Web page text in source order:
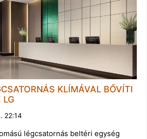
KLÍMÁVAL BŐVÍTI
LG
22:14
légcsatornás beltéri egység